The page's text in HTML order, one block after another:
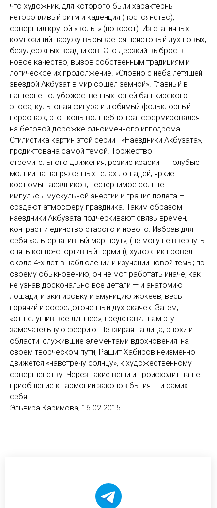
что художник, для которого были характерны
неторопливый ритм и каденция (постоянство),
совершил крутой «вольт» (поворот). Из статичных
композиций наружу вырывается неистовый дух новых,
безудержных всадников. Это дерзкий выброс в
новое качество, вызов собственным традициям и
логическое их продолжение. «Словно с неба летящей
звездой Акбузат в мир сошел земной». Главный в
пантеоне полубожественных коней башкирского
эпоса, культовая фигура и любимый фольклорный
персонаж, этот конь волшебно трансформировался
на беговой дорожке одноименного ипподрома.
Стилистика картин этой серии - «Наездники Акбузата»,
продиктована самой темой. Торжество
стремительного движения, резкие краски — голубые
молнии на напряженных телах лошадей, яркие
костюмы наездников, нестерпимое солнце –
импульсы мускульной энергии и грация полета –
создают атмосферу праздника. Таким образом
наездники Акбузата подчеркивают связь времен,
контраст и единство старого и нового. Избрав для
себя «альтернативный маршрут», (не могу не ввернуть
опять конно-спортивный термин), художник провел
около 4-х лет в наблюдении и изучении новой темы; по
своему обыкновению, он не мог работать иначе, как
не узнав досконально все детали — и анатомию
лошади, и экипировку и амуницию жокеев, весь
горячий и сосредоточенный дух скачек. Затем,
«отшелушив все лишнее», представил нам эту
замечательную феерию. Невзирая на лица, эпохи и
области, служившие элементами вдохновения, на
своем творческом пути, Рашит Хабиров неизменно
движется «навстречу солнцу», к художественному
совершенству. Через такие вещи и происходит наше
приобщение к гармонии законов бытия — и самих
себя.
Эльвира Каримова, 16.02.2015